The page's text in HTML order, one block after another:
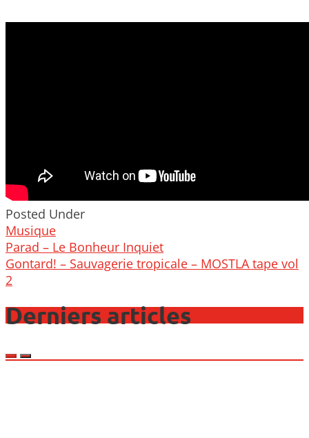
Posted Under
Musique
Post
navigation
Parad – Le Bonheur Inquiet
Gontard! – Sauvagerie tropicale – MOSTLA tape vol
2
Derniers articles